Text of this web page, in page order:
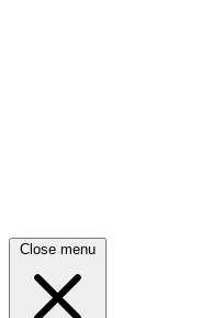
Close menu